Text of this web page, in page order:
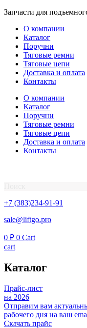
Перейти
содержимому
Запчасти для
О компании
Каталог
Поручни
Тяговые ремни
Тяговые цепи
Доставка и оплата
Контакты
О компании
Каталог
Поручни
Тяговые ремни
Тяговые цепи
Доставка и оплата
Контакты
+7 (383)234-91-91
sale@liftgo.pro
0 ₽ 0 Cart
cart
Каталог
Прайс-лист
на 2026
Отправим вам
рабочего дня на ваш
Скачать прайс